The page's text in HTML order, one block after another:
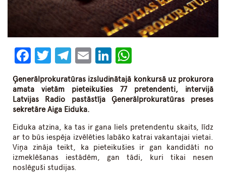
Facebook
Twitter
Telegram
EmailLinkedIn
Ģenerālprokuratūras izsludinātajā konkursā uz prokurora
amata vietām pieteikušies 77 pretendenti, intervijā
Latvijas Radio pastāstīja Ģenerālprokuratūras preses
sekretāre Aiga Eiduka.
Eiduka atzina, ka tas ir gana liels pretendentu skaits, līdz
ar to būs iespēja izvēlēties labāko katrai vakantajai vietai.
Viņa zināja teikt, ka pieteikušies ir gan kandidāti no
izmeklēšanas iestādēm, gan tādi, kuri tikai nesen
noslēguši studijas.